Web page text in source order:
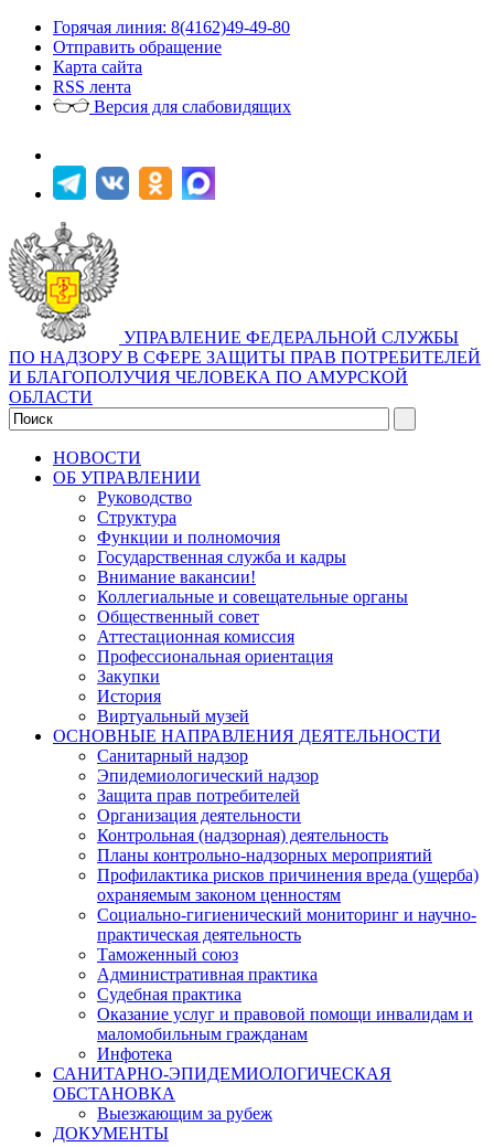
Горячая линия: 8(4162)49-49-80
Отправить обращение
Карта сайта
RSS лента
Версия для слабовидящих
УПРАВЛЕНИЕ ФЕДЕРАЛЬНОЙ СЛУЖБЫ
ПО НАДЗОРУ В СФЕРЕ ЗАЩИТЫ ПРАВ ПОТРЕБИТЕЛЕЙ
И БЛАГОПОЛУЧИЯ ЧЕЛОВЕКА ПО АМУРСКОЙ
ОБЛАСТИ
НОВОСТИ
ОБ УПРАВЛЕНИИ
Руководство
Структура
Функции и полномочия
Государственная служба и кадры
Внимание вакансии!
Коллегиальные и совещательные органы
Общественный совет
Аттестационная комиссия
Профессиональная ориентация
Закупки
История
Виртуальный музей
ОСНОВНЫЕ НАПРАВЛЕНИЯ ДЕЯТЕЛЬНОСТИ
Санитарный надзор
Эпидемиологический надзор
Защита прав потребителей
Организация деятельности
Контрольная (надзорная) деятельность
Планы контрольно-надзорных мероприятий
Профилактика рисков причинения вреда (ущерба)
охраняемым законом ценностям
Социально-гигиенический мониторинг и научно-
практическая деятельность
Таможенный союз
Административная практика
Судебная практика
Оказание услуг и правовой помощи инвалидам и
маломобильным гражданам
Инфотека
САНИТАРНО-ЭПИДЕМИОЛОГИЧЕСКАЯ
ОБСТАНОВКА
Выезжающим за рубеж
ДОКУМЕНТЫ